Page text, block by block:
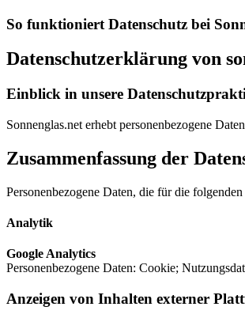
So funktioniert Datenschutz bei
Datenschutzerklärung von
Einblick in unsere
Sonnenglas.net erhebt personenbezogene
Zusammenfassung der
Personenbezogene Daten, die für die
Analytik
⁠Google Analytics
Personenbezogene Daten: Cookie;
Anzeigen von Inhalten externer